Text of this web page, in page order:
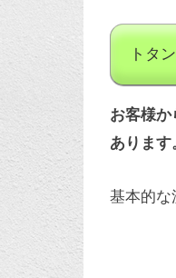
トタ
お客様
あります
基本的な